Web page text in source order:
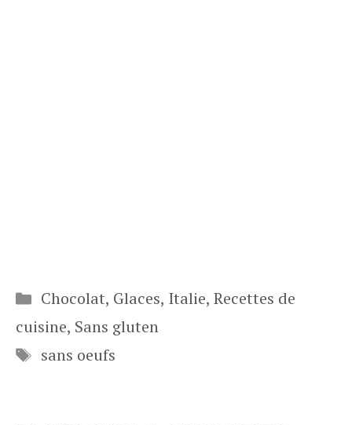
Catégories
Chocolat, Glaces, Italie, Recettes de
cuisine, Sans gluten
Étiquettes
sans oeufs